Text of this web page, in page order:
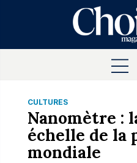
CULTURES
Nanomètre :
échelle de la
mondiale